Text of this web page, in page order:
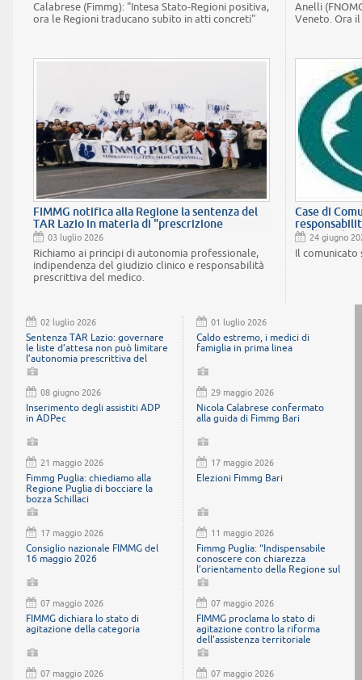
Calabrese (Fimmg): "Intesa Stato-Regioni positiva,
ora le Regioni traducano subito in atti concreti"
FIMMG notifica alla Regione la sentenza del
TAR Lazio in materia di "prescrizione
suggerita"
03 luglio 2026
Richiamo ai principi di autonomia professionale,
indipendenza del giudizio clinico e responsabilità
prescrittiva del medico.
Anelli
Veneto. Ora
Case di
medici,
cittadini”
24 giugno
Il comunicato
02 luglio 2026
Sentenza TAR Lazio: governare
le liste d’attesa non può limitare
l’autonomia prescrittiva del
medico
01 luglio 2026
Caldo estremo, i medici di
famiglia in prima linea
08 giugno 2026
Inserimento degli assistiti ADP
in ADPec
29 maggio 2026
Nicola Calabrese confermato
alla guida di Fimmg Bari
21 maggio 2026
Fimmg Puglia: chiediamo alla
Regione Puglia di bocciare la
bozza Schillaci
17 maggio 2026
Elezioni Fimmg Bari
17 maggio 2026
Consiglio nazionale FIMMG del
16 maggio 2026
11 maggio 2026
Fimmg Puglia: “Indispensabile
conoscere con chiarezza
l’orientamento della Regione sul
Decreto Schillaci”.
07 maggio 2026
FIMMG dichiara lo stato di
agitazione della categoria
07 maggio 2026
FIMMG proclama lo stato di
agitazione contro la riforma
dell’assistenza territoriale
07 maggio 2026 07 maggio 2026